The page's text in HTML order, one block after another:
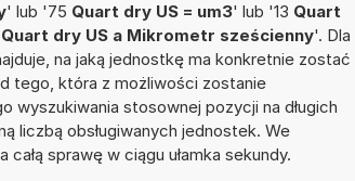
' lub '75 Quart dry US = um3' lub '13 Quart
Quart dry US a Mikrometr sześcienny'. Dla
na jaką jednostkę ma konkretnie zostać
tego, która z możliwości zostanie
wyszukiwania stosownej pozycji na długich
liczbą obsługiwanych jednostek. We
sprawę w ciągu ułamka sekundy.